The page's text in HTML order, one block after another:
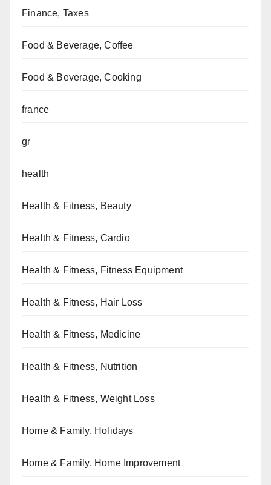
Finance, Taxes
Food & Beverage, Coffee
Food & Beverage, Cooking
france
gr
health
Health & Fitness, Beauty
Health & Fitness, Cardio
Health & Fitness, Fitness Equipment
Health & Fitness, Hair Loss
Health & Fitness, Medicine
Health & Fitness, Nutrition
Health & Fitness, Weight Loss
Home & Family, Holidays
Home & Family, Home Improvement